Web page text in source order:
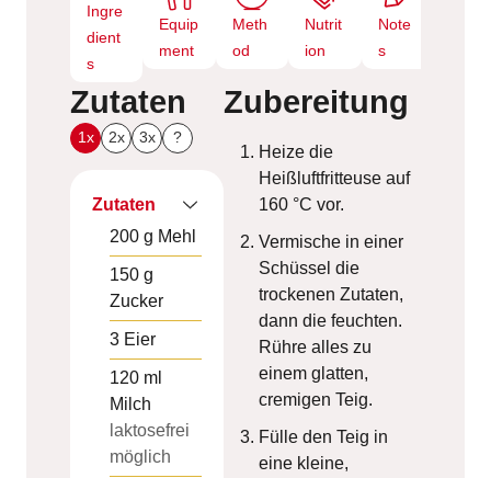
Ingre
dient
s
Equip
ment
Meth
od
Nutrit
ion
Note
s
Zutaten
1x 2x 3x ?
Zutaten
200 g Mehl
150 g
Zucker
3 Eier
120 ml
Milch
laktosefrei
möglich
Zubereitung
Heize die
Heißluftfritteuse auf
160 °C vor.
Vermische in einer
Schüssel die
trockenen Zutaten,
dann die feuchten.
Rühre alles zu
einem glatten,
cremigen Teig.
Fülle den Teig in
eine kleine,